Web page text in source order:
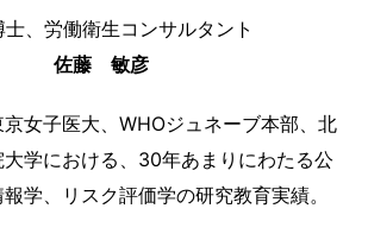
士、労働衛生コンサルタント
佐藤 敏彦
女子医大、WHOジュネーブ本部、北
学における、30年あまりにわたる公
学、リスク評価学の研究教育実績。